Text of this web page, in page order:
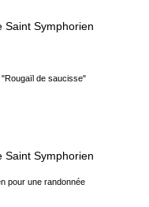
Saint Symphorien
de saucisse"
Saint Symphorien
pour une randonnée